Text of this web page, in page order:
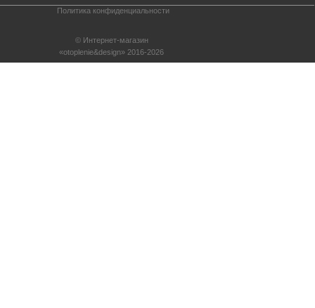
© Интернет-магазин
«otoplenie&design» 2016-2026
Политика конфиденциальности